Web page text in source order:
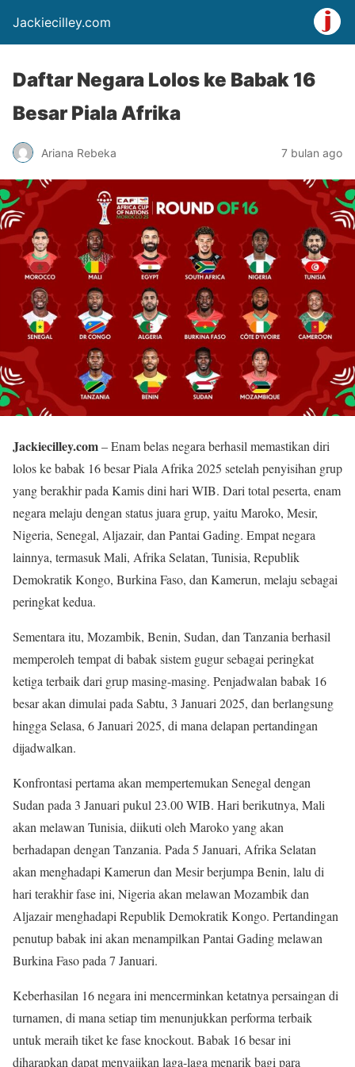
Jackiecilley.com
Daftar Negara Lolos ke Babak 16
Besar Piala Afrika
Ariana Rebeka 7 bulan ago
Jackiecilley.com– Enam belas negara berhasil memastikan diri
lolos ke babak 16 besar Piala Afrika 2025 setelah penyisihan grup
yang berakhir pada Kamis dini hari WIB. Dari total peserta, enam
negara melaju dengan status juara grup, yaitu Maroko, Mesir,
Nigeria, Senegal, Aljazair, dan Pantai Gading. Empat negara
lainnya, termasuk Mali, Afrika Selatan, Tunisia, Republik
Demokratik Kongo, Burkina Faso, dan Kamerun, melaju sebagai
peringkat kedua.
Sementara itu, Mozambik, Benin, Sudan, dan Tanzania berhasil
memperoleh tempat di babak sistem gugur sebagai peringkat
ketiga terbaik dari grup masing-masing. Penjadwalan babak 16
besar akan dimulai pada Sabtu, 3 Januari 2025, dan berlangsung
hingga Selasa, 6 Januari 2025, di mana delapan pertandingan
dijadwalkan.
Konfrontasi pertama akan mempertemukan Senegal dengan
Sudan pada 3 Januari pukul 23.00 WIB. Hari berikutnya, Mali
akan melawan Tunisia, diikuti oleh Maroko yang akan
berhadapan dengan Tanzania. Pada 5 Januari, Afrika Selatan
akan menghadapi Kamerun dan Mesir berjumpa Benin, lalu di
hari terakhir fase ini, Nigeria akan melawan Mozambik dan
Aljazair menghadapi Republik Demokratik Kongo. Pertandingan
penutup babak ini akan menampilkan Pantai Gading melawan
Burkina Faso pada 7 Januari.
Keberhasilan 16 negara ini mencerminkan ketatnya persaingan di
turnamen, di mana setiap tim menunjukkan performa terbaik
untuk meraih tiket ke fase knockout. Babak 16 besar ini
diharapkan dapat menyajikan laga-laga menarik bagi para